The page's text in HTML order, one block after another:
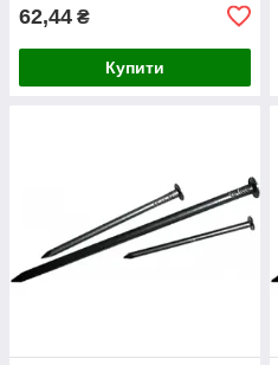
62,44 ₴
Купити